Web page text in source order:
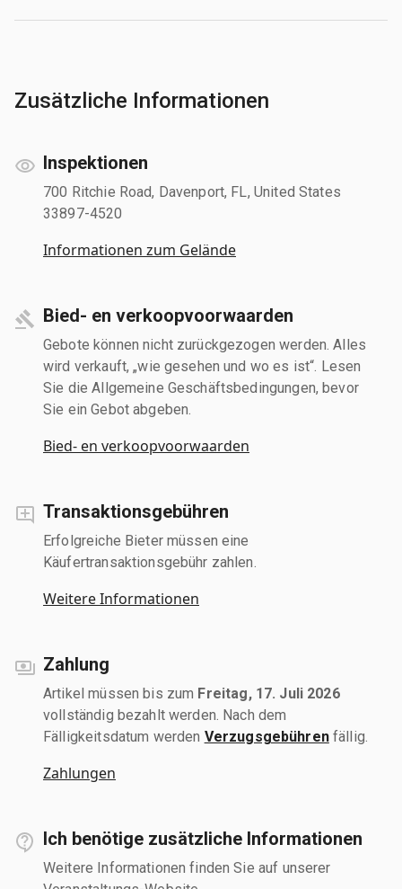
Zusätzliche Informationen
Inspektionen
700 Ritchie Road, Davenport, FL, United States
33897-4520
Informationen zum Gelände
Bied- en verkoopvoorwaarden
Gebote können nicht zurückgezogen werden. Alles
wird verkauft, „wie gesehen und wo es ist“. Lesen
Sie die Allgemeine Geschäftsbedingungen, bevor
Sie ein Gebot abgeben.
Bied- en verkoopvoorwaarden
Transaktionsgebühren
Erfolgreiche Bieter müssen eine
Käufertransaktionsgebühr zahlen.
Weitere Informationen
Zahlung
Artikel müssen bis zum Freitag, 17. Juli 2026
vollständig bezahlt werden. Nach dem
Fälligkeitsdatum werden Verzugsgebührenfällig.
Zahlungen
Ich benötige zusätzliche Informationen
Weitere Informationen finden Sie auf unserer